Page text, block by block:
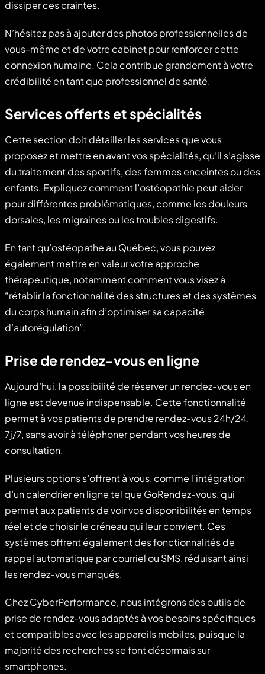
dissiper ces craintes.
N’hésitez pas à ajouter des photos professionnelles de
vous-même et de votre cabinet pour renforcer cette
connexion humaine. Cela contribue grandement à votre
crédibilité en tant que professionnel de santé.
Services offerts et spécialités
Cette section doit détailler les services que vous
proposez et mettre en avant vos spécialités, qu’il s’agisse
du traitement des sportifs, des femmes enceintes ou des
enfants. Expliquez comment l’ostéopathie peut aider
pour différentes problématiques, comme les douleurs
dorsales, les migraines ou les troubles digestifs.
En tant qu’ostéopathe au Québec, vous pouvez
également mettre en valeur votre approche
thérapeutique, notamment comment vous visez à
“rétablir la fonctionnalité des structures et des systèmes
du corps humain afin d’optimiser sa capacité
d’autorégulation”.
Prise de rendez-vous en ligne
Aujourd’hui, la possibilité de réserver un rendez-vous en
ligne est devenue indispensable. Cette fonctionnalité
permet à vos patients de prendre rendez-vous 24h/24,
7j/7, sans avoir à téléphoner pendant vos heures de
consultation.
Plusieurs options s’offrent à vous, comme l’intégration
d’un calendrier en ligne tel que GoRendez-vous, qui
permet aux patients de voir vos disponibilités en temps
réel et de choisir le créneau qui leur convient. Ces
systèmes offrent également des fonctionnalités de
rappel automatique par courriel ou SMS, réduisant ainsi
les rendez-vous manqués.
Chez CyberPerformance, nous intégrons des outils de
prise de rendez-vous adaptés à vos besoins spécifiques
et compatibles avec les appareils mobiles, puisque la
majorité des recherches se font désormais sur
smartphones.